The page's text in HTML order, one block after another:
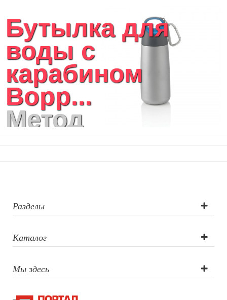
Бутылка для
воды с
карабином
Bopp...
Метод
лазерная
гравировка,
тампопечать,
лазерная
Разделы
Каталог
Мы здесь